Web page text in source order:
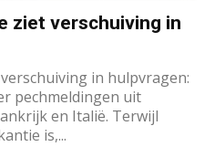
ziet verschuiving in
in hulpvragen:
pechmeldingen uit
en Italië. Terwijl
is,...